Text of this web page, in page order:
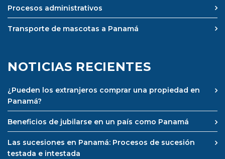
Procesos administrativos
Transporte de mascotas a Panamá
NOTICIAS RECIENTES
¿Pueden los extranjeros comprar una propiedad en
Panamá?
Beneficios de jubilarse en un país como Panamá
Las sucesiones en Panamá: Procesos de sucesión
testada e intestada